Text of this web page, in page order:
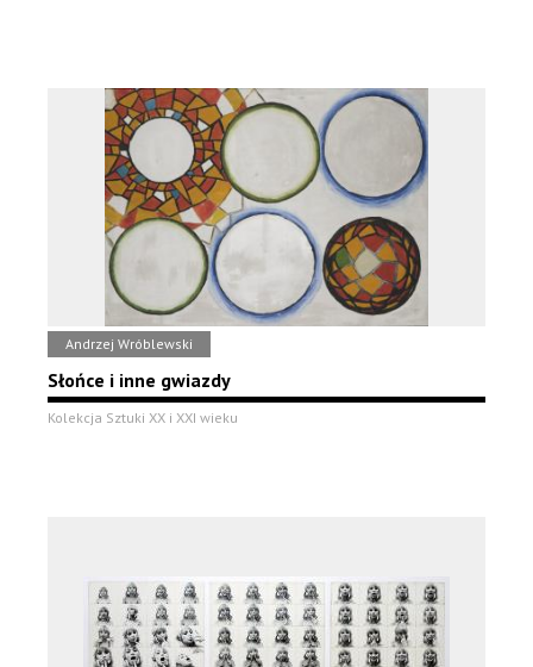
Andrzej Wróblewski
Słońce i inne gwiazdy
Kolekcja Sztuki XX i XXI wieku